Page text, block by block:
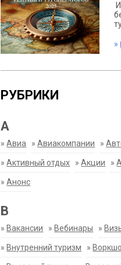
»
РУБРИКИ
А
»Авиа »Авиакомпании »
»Активный отдых »Акции »
»Анонс
В
» Вакансии » Вебинары »
» Внутренний туризм »